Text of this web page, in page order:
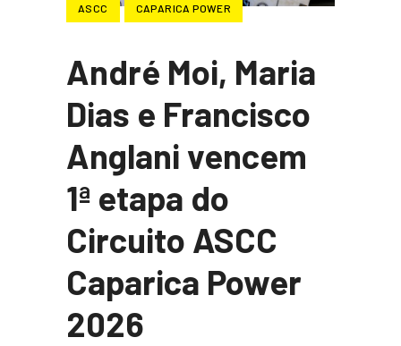
ASCC CAPARICA POWER
André Moi, Maria
Dias e Francisco
Anglani vencem
1ª etapa do
Circuito ASCC
Caparica Power
2026